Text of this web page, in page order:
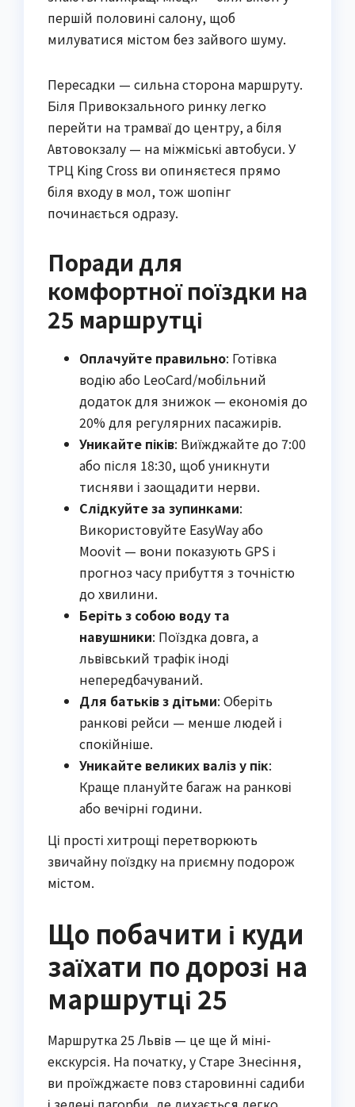
першій половині салону, щоб
милуватися містом без зайвого шуму.
Пересадки — сильна сторона маршруту.
Біля Привокзального ринку легко
перейти на трамваї до центру, а біля
Автовокзалу — на міжміські автобуси. У
ТРЦ King Cross ви опиняєтеся прямо
біля входу в мол, тож шопінг
починається одразу.
Поради для
комфортної поїздки на
25 маршрутці
Оплачуйте правильно: Готівка
водію або LeoCard/мобільний
додаток для знижок — економія до
20% для регулярних пасажирів.
Уникайте піків: Виїжджайте до 7:00
або після 18:30, щоб уникнути
тисняви і заощадити нерви.
Слідкуйте за зупинками:
Використовуйте EasyWay або
Moovit — вони показують GPS і
прогноз часу прибуття з точністю
до хвилини.
Беріть з собою воду та
навушники: Поїздка довга, а
львівський трафік іноді
непередбачуваний.
Для батьків з дітьми: Оберіть
ранкові рейси — менше людей і
спокійніше.
Уникайте великих валіз у пік:
Краще плануйте багаж на ранкові
або вечірні години.
Ці прості хитрощі перетворюють
звичайну поїздку на приємну подорож
містом.
Що побачити і куди
заїхати по дорозі на
маршрутці 25
Маршрутка 25 Львів — це ще й міні-
екскурсія. На початку, у Старе Знесіння,
ви проїжджаєте повз старовинні садиби